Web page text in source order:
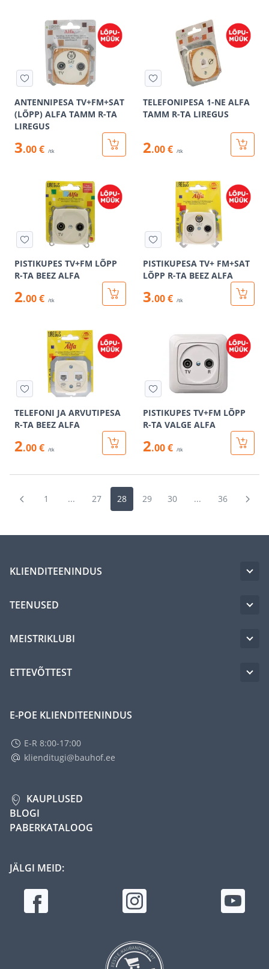
ANTENNIPESA TV+FM+SAT
(LÕPP) ALFA TAMM R-TA
LIREGUS
3.00 € /tk
TELEFONIPESA 1-NE ALFA
TAMM R-TA LIREGUS
2.00 € /tk
PISTIKUPES TV+FM LÕPP
R-TA BEEZ ALFA
2.00 € /tk
PISTIKUPESA TV+ FM+SAT
LÕPP R-TA BEEZ ALFA
3.00 € /tk
TELEFONI JA ARVUTIPESA
R-TA BEEZ ALFA
2.00 € /tk
PISTIKUPES TV+FM LÕPP
R-TA VALGE ALFA
2.00 € /tk
1 ... 27 28 29 30 ... 36
KLIENDITEENINDUS
TEENUSED
MEISTRIKLUBI
ETTEVÕTTEST
E-POE KLIENDITEENINDUS
E-R 8:00-17:00
klienditugi@bauhof.ee
KAUPLUSED
BLOGI
PABERKATALOOG
JÄLGI MEID: